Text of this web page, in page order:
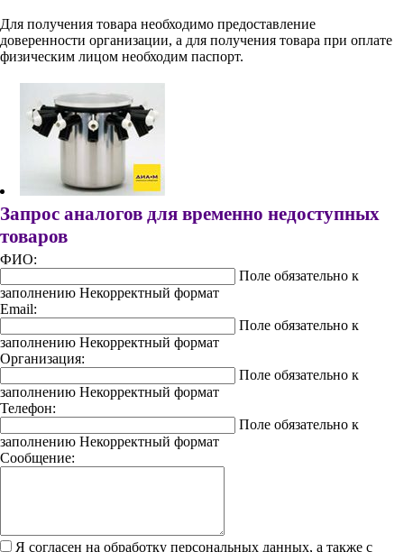
Для получения товара необходимо предоставление
доверенности организации, а для получения товара при оплате
физическим лицом необходим паспорт.
Запрос аналогов для временно недоступных
товаров
ФИО:
Поле обязательно к
заполнению Некорректный формат
Email:
Поле обязательно к
заполнению Некорректный формат
Организация:
Поле обязательно к
заполнению Некорректный формат
Телефон:
Поле обязательно к
заполнению Некорректный формат
Сообщение:
Я согласен на обработку персональных данных, а также с